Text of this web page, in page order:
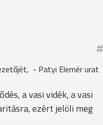
- Patyi Elemér urat
a vasi vidék, a vasi
ezért jelöli meg